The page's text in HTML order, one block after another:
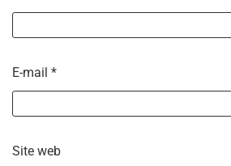
E-mail *
Site web